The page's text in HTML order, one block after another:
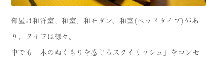
部屋は和洋室、和室、和モダン、和室(ベッドタイプ)があ
り、タイプは様々。
中でも「木のぬくもりを感じるスタイリッシュ」をコンセ